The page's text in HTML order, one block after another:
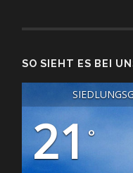
SO SIEHT ES BEI
21°